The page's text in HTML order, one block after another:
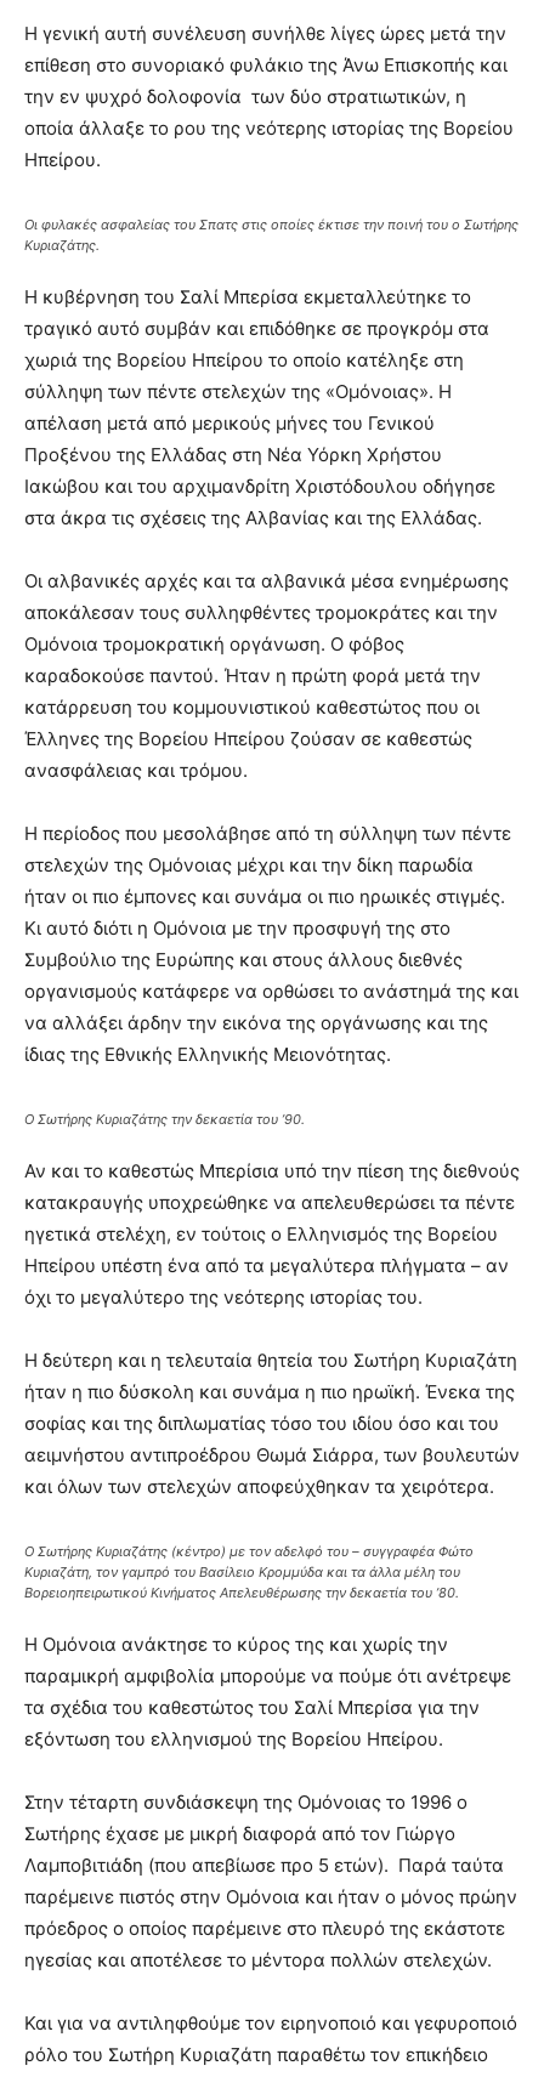
Η γενική αυτή συνέλευση συνήλθε λίγες ώρες μετά την
επίθεση στο συνοριακό φυλάκιο της Άνω Επισκοπής και
την εν ψυχρό δολοφονία των δύο στρατιωτικών, η
οποία άλλαξε το ρου της νεότερης ιστορίας της Βορείου
Ηπείρου.
Οι φυλακές ασφαλείας του Σπατς στις οποίες έκτισε την ποινή του ο Σωτήρης
Κυριαζάτης.
Η κυβέρνηση του Σαλί Μπερίσα εκμεταλλεύτηκε το
τραγικό αυτό συμβάν και επιδόθηκε σε προγκρόμ στα
χωριά της Βορείου Ηπείρου το οποίο κατέληξε στη
σύλληψη των πέντε στελεχών της «Ομόνοιας». Η
απέλαση μετά από μερικούς μήνες του Γενικού
Προξένου της Ελλάδας στη Νέα Υόρκη Χρήστου
Ιακώβου και του αρχιμανδρίτη Χριστόδουλου οδήγησε
στα άκρα τις σχέσεις της Αλβανίας και της Ελλάδας.
Οι αλβανικές αρχές και τα αλβανικά μέσα ενημέρωσης
αποκάλεσαν τους συλληφθέντες τρομοκράτες και την
Ομόνοια τρομοκρατική οργάνωση. Ο φόβος
καραδοκούσε παντού. Ήταν η πρώτη φορά μετά την
κατάρρευση του κομμουνιστικού καθεστώτος που οι
Έλληνες της Βορείου Ηπείρου ζούσαν σε καθεστώς
ανασφάλειας και τρόμου.
Η περίοδος που μεσολάβησε από τη σύλληψη των πέντε
στελεχών της Ομόνοιας μέχρι και την δίκη παρωδία
ήταν οι πιο έμπονες και συνάμα οι πιο ηρωικές στιγμές.
Κι αυτό διότι η Ομόνοια με την προσφυγή της στο
Συμβούλιο της Ευρώπης και στους άλλους διεθνές
οργανισμούς κατάφερε να ορθώσει το ανάστημά της και
να αλλάξει άρδην την εικόνα της οργάνωσης και της
ίδιας της Εθνικής Ελληνικής Μειονότητας.
Ο Σωτήρης Κυριαζάτης την δεκαετία του ’90.
Αν και το καθεστώς Μπερίσια υπό την πίεση της διεθνούς
κατακραυγής υποχρεώθηκε να απελευθερώσει τα πέντε
ηγετικά στελέχη, εν τούτοις ο Ελληνισμός της Βορείου
Ηπείρου υπέστη ένα από τα μεγαλύτερα πλήγματα – αν
όχι το μεγαλύτερο της νεότερης ιστορίας του.
Η δεύτερη και η τελευταία θητεία του Σωτήρη Κυριαζάτη
ήταν η πιο δύσκολη και συνάμα η πιο ηρωϊκή. Ένεκα της
σοφίας και της διπλωματίας τόσο του ιδίου όσο και του
αειμνήστου αντιπροέδρου Θωμά Σιάρρα, των βουλευτών
και όλων των στελεχών αποφεύχθηκαν τα χειρότερα.
Ο Σωτήρης Κυριαζάτης (κέντρο) με τον αδελφό του – συγγραφέα Φώτο
Κυριαζάτη, τον γαμπρό του Βασίλειο Κρομμύδα και τα άλλα μέλη του
Βορειοηπειρωτικού Κινήματος Απελευθέρωσης την δεκαετία του ’80.
Η Ομόνοια ανάκτησε το κύρος της και χωρίς την
παραμικρή αμφιβολία μπορούμε να πούμε ότι ανέτρεψε
τα σχέδια του καθεστώτος του Σαλί Μπερίσα για την
εξόντωση του ελληνισμού της Βορείου Ηπείρου.
Στην τέταρτη συνδιάσκεψη της Ομόνοιας το 1996 ο
Σωτήρης έχασε με μικρή διαφορά από τον Γιώργο
Λαμποβιτιάδη (που απεβίωσε προ 5 ετών). Παρά ταύτα
παρέμεινε πιστός στην Ομόνοια και ήταν ο μόνος πρώην
πρόεδρος ο οποίος παρέμεινε στο πλευρό της εκάστοτε
ηγεσίας και αποτέλεσε το μέντορα πολλών στελεχών.
Και για να αντιληφθούμε τον ειρηνοποιό και γεφυροποιό
ρόλο του Σωτήρη Κυριαζάτη παραθέτω τον επικήδειο